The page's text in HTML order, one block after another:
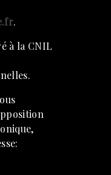
.
à la CNIL